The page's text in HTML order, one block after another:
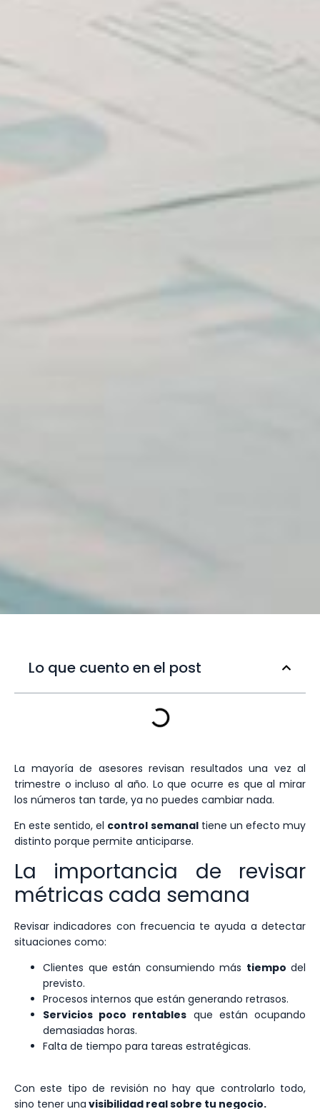
Lo que cuento en el post
La mayoría de asesores revisan resultados una vez al
trimestre o incluso al año. Lo que ocurre es que al mirar
los números tan tarde, ya no puedes cambiar nada.
En este sentido, el control semanaltiene un efecto muy
distinto porque permite anticiparse.
La importancia de revisar
métricas cada semana
Revisar indicadores con frecuencia te ayuda a detectar
situaciones como:
Clientes que están consumiendo más tiempo del
previsto.
Procesos internos que están generando retrasos.
Servicios poco rentables que están ocupando
demasiadas horas.
Falta de tiempo para tareas estratégicas.
Con este tipo de revisión no hay que controlarlo todo,
sino tener una visibilidad real sobre tu negocio.